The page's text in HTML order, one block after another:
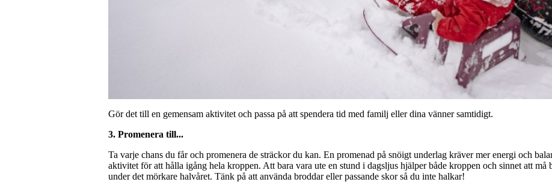
Gör det till en gemensam aktivitet och passa på att spendera tid med familj eller dina vänner samtidigt.
3. Promenera till...
Ta varje chans du får och promenera de sträckor du kan. En promenad på snöigt underlag kräver mer energi och
aktivitet för att hålla igång hela kroppen. Att bara vara ute en stund i dagsljus hjälper både kroppen och sinnet att
under det mörkare halvåret. Tänk på att använda broddar eller passande skor så du inte halkar!